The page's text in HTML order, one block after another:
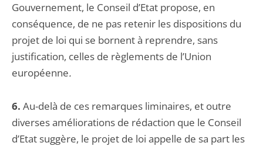
Gouvernement, le Conseil d’Etat propose, en
conséquence, de ne pas retenir les dispositions du
projet de loi qui se bornent à reprendre, sans
justification, celles de règlements de l’Union
européenne.
6. Au-delà de ces remarques liminaires, et outre
diverses améliorations de rédaction que le Conseil
d’Etat suggère, le projet de loi appelle de sa part les